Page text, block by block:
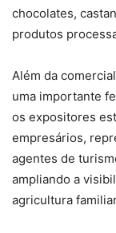
chocolates,
produtos
Além da
uma importante
os expositores
empresários,
agentes de
ampliando a
agricultura